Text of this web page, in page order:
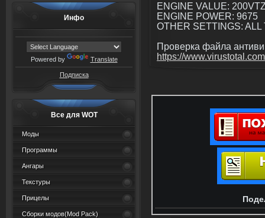
Инфо
Powered by Translate
Подписка
Все для WOT
Моды
Программы
Ангары
Текстуры
Прицелы
Сборки модов(Mod Pack)
ENGINE VALUE:
ENGINE POWER: 9675
OTHER SETTINGS: ALL
Проверка файла
https://